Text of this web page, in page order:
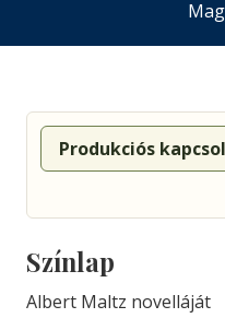
Produkciós
Színlap
Albert Maltz novelláját